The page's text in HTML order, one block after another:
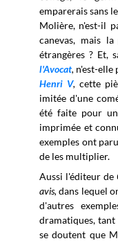
emparerais sans
Molière, n'est-il
canevas, mais
étrangères ? Et,
l'Avocat, n'est-elle
Henri V, cette
imitée d'une
été faite pour
imprimée et
exemples ont
de les multiplier.
Aussi l'éditeur de
avis,dans lequel
d'autres
dramatiques, tant
se doutent que